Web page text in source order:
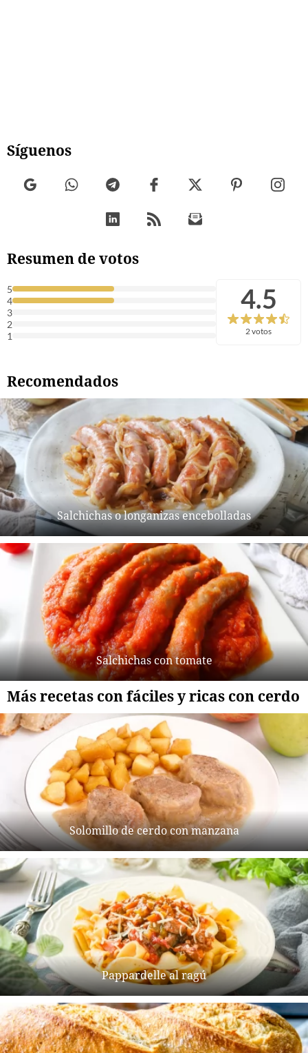
Síguenos
Resumen de votos
5
4
3
2
1
4.5
2 votos
Recomendados
Salchichas o longanizas encebolladas
Salchichas con tomate
Más recetas con fáciles y ricas con cerdo
Solomillo de cerdo con manzana
Pappardelle al ragú